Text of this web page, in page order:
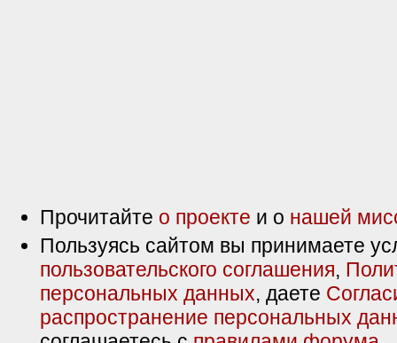
Прочитайте о проекте и о нашей
Пользуясь сайтом вы принимаете
пользовательского соглашения,
персональных данных, даете
распространение персональных